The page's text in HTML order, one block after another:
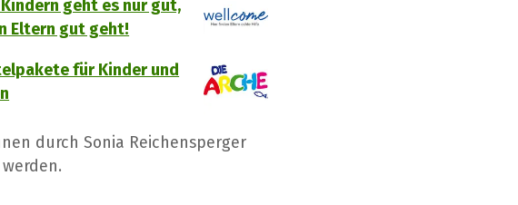
geht es nur gut,
Eltern gut geht!
für Kinder und
durch Sonia Reichensperger